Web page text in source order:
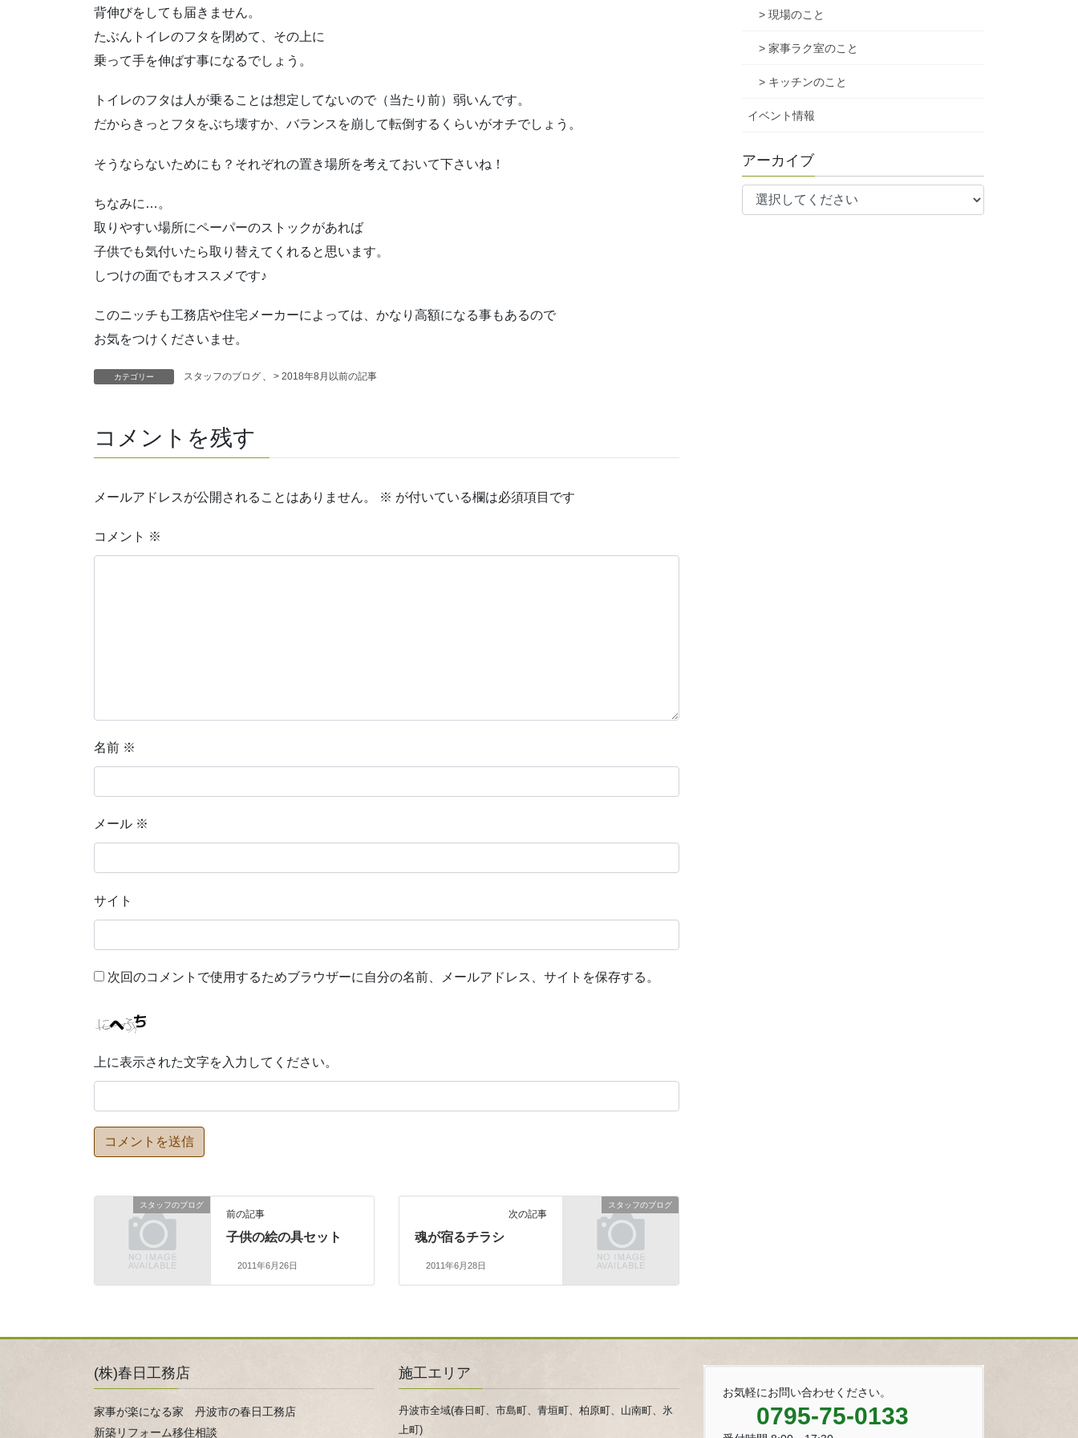
背伸びをしても届きません。
たぶんトイレのフタを閉めて、その上に
乗って手を伸ばす事になるでしょう。
トイレのフタは人が乗ることは想定してないので（当たり前）弱いんです。
だからきっとフタをぶち壊すか、バランスを崩して転倒するくらいがオチでしょう。
そうならないためにも？それぞれの置き場所を考えておいて下さいね！
ちなみに…。
取りやすい場所にペーパーのストックがあれば
子供でも気付いたら取り替えてくれると思います。
しつけの面でもオススメです♪
このニッチも工務店や住宅メーカーによっては、かなり高額になる事もあるので
お気をつけくださいませ。
カテゴリー スタッフのブログ 、 > 2018年8月以前の記事
コメントを残す
メールアドレスが公開されることはありません。 ※ が付いている欄は必須項目です
コメント ※
名前 ※
メール ※
サイト
次回のコメントで使用するためブラウザーに自分の名前、メールアドレス、サイトを保存する。
上に表示された文字を入力してください。
スタッフのブログ
前の記事
子供の絵の具セット
2011年6月26日
スタッフのブログ
次の記事
魂が宿るチラシ
2011年6月28日
> 現場のこと
> 家事ラク室のこと
> キッチンのこと
イベント情報
アーカイブ
(株)春日工務店
家事が楽になる家 丹波市の春日工務店
新築リフォーム移住相談
施工エリア
丹波市全域(春日町、市島町、青垣町、柏原町、山南町、氷
上町)
お気軽にお問い合わせください。
0795-75-0133